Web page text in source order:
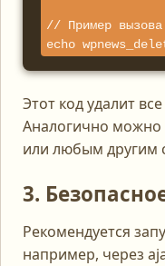
// Пример
echo
Этот код удалит
Аналогично можно
или любым другим
3.
Рекомендуется
например, через